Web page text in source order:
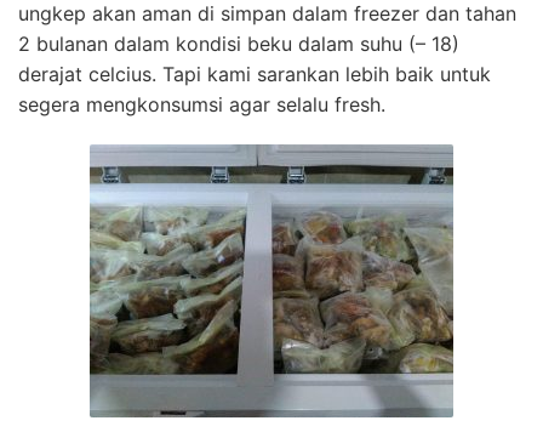
ungkep akan aman di simpan dalam freezer dan tahan
2 bulanan dalam kondisi beku dalam suhu (– 18)
derajat celcius. Tapi kami sarankan lebih baik untuk
segera mengkonsumsi agar selalu fresh.